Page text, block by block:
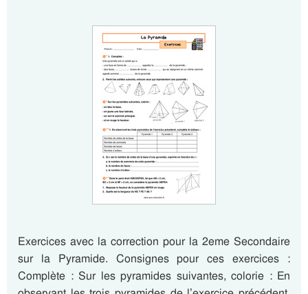
Exercices avec la correction pour la 2eme Secondaire
sur la Pyramide. Consignes pour ces exercices :
Complète : Sur les pyramides suivantes, colorie : En